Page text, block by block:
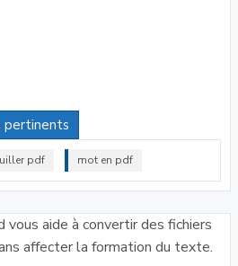
pertinents
pdf mot en pdf
vous aide à convertir des fichiers
affecter la formation du texte.